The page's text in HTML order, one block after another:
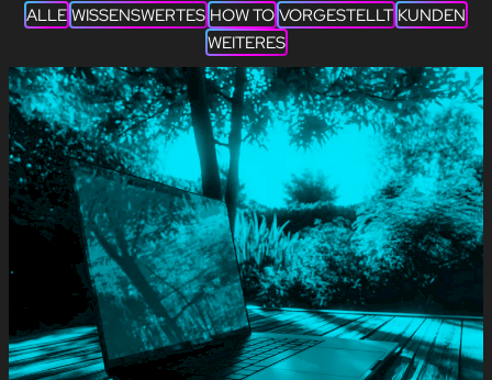
ALLE WISSENSWERTES HOW TO VORGESTELLT KUNDEN
WEITERES